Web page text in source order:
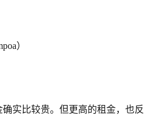
）
实比较贵。但更高的租金，也反